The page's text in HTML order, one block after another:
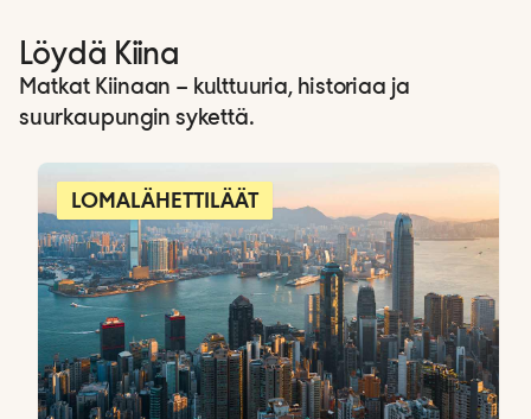
Löydä Kiina
Matkat Kiinaan – kulttuuria, historiaa ja
suurkaupungin sykettä.
LOMALÄHETTILÄÄT